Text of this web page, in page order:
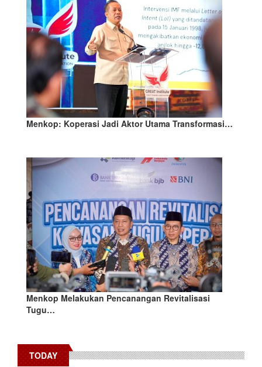
Menkop: Koperasi Jadi Aktor Utama Transformasi…
Menkop Melakukan Pencanangan Revitalisasi
Tugu…
TODAY